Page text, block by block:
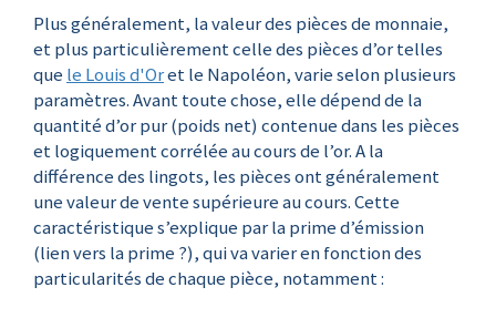
Plus généralement, la valeur des pièces de monnaie,
et plus particulièrement celle des pièces d’or telles
que le Louis d'Oret le Napoléon, varie selon plusieurs
paramètres. Avant toute chose, elle dépend de la
quantité d’or pur (poids net) contenue dans les pièces
et logiquement corrélée au cours de l’or. A la
différence des lingots, les pièces ont généralement
une valeur de vente supérieure au cours. Cette
caractéristique s’explique par la prime d’émission
(lien vers la prime ?), qui va varier en fonction des
particularités de chaque pièce, notamment :